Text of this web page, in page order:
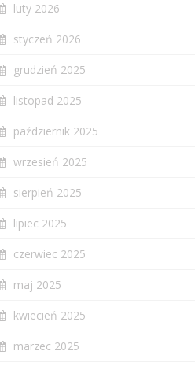
luty 2026
styczeń 2026
grudzień 2025
listopad 2025
październik 2025
wrzesień 2025
sierpień 2025
lipiec 2025
czerwiec 2025
maj 2025
kwiecień 2025
marzec 2025